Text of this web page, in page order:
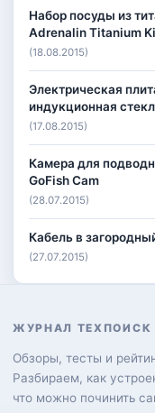
Набор посуды из
Adrenalin Titanium
(18.08.2015)
Электрическая
индукционная
(17.08.2015)
Камера для
GoFish Cam
(28.07.2015)
Кабель в
(27.07.2015)
ЖУРНАЛ ТЕХПОИСК
Обзоры, тесты и
Разбираем, как
что можно починить